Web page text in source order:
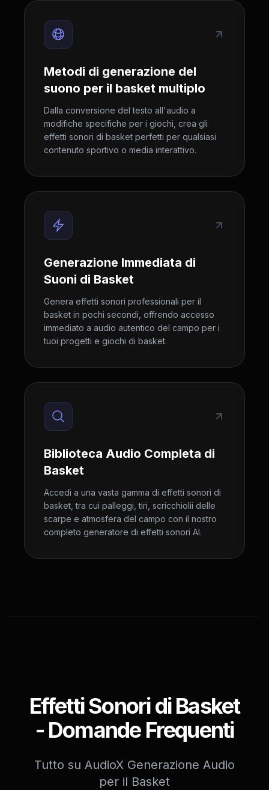
Metodi di generazione del
suono per il basket multiplo
Dalla conversione del testo all'audio a
modifiche specifiche per i giochi, crea gli
effetti sonori di basket perfetti per qualsiasi
contenuto sportivo o media interattivo.
Generazione Immediata di
Suoni di Basket
Genera effetti sonori professionali per il
basket in pochi secondi, offrendo accesso
immediato a audio autentico del campo per i
tuoi progetti e giochi di basket.
Biblioteca Audio Completa di
Basket
Accedi a una vasta gamma di effetti sonori di
basket, tra cui palleggi, tiri, scricchiolii delle
scarpe e atmosfera del campo con il nostro
completo generatore di effetti sonori AI.
Effetti Sonori di Basket
- Domande Frequenti
Tutto su AudioX Generazione Audio
per il Basket